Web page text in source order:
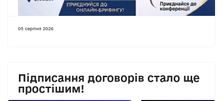
05 серпня 2026
Підписання договорів стало ще
простішим!